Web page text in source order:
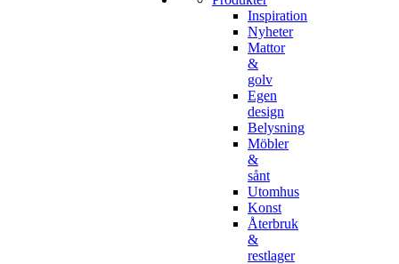
Inspiration
Nyheter
Mattor
&
golv
Egen
design
Belysning
Möbler
&
sånt
Utomhus
Konst
Återbruk
&
restlager